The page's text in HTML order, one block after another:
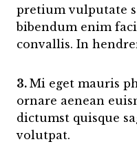
pretium vulputate
bibendum enim
convallis. In
3. Mi eget mauris
ornare aenean
dictumst quisque
volutpat.